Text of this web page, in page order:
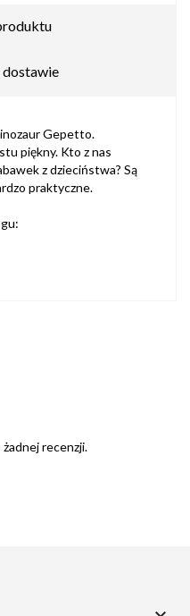
Gepetto.
piękny. Kto z nas
z dzieciństwa? Są
praktyczne.
recenzji.